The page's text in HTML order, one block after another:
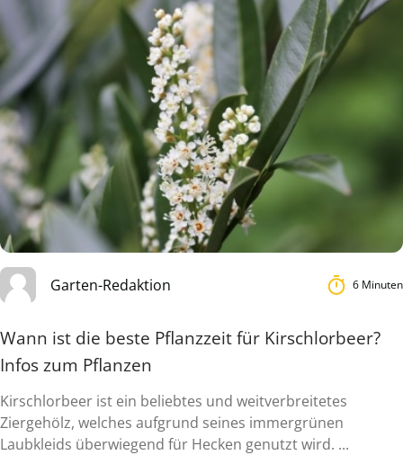
Garten-Redaktion 6 Minuten
Wann ist die beste Pflanzzeit für Kirschlorbeer?
Infos zum Pflanzen
Kirschlorbeer ist ein beliebtes und weitverbreitetes
Ziergehölz, welches aufgrund seines immergrünen
Laubkleids überwiegend für Hecken genutzt wird. ...